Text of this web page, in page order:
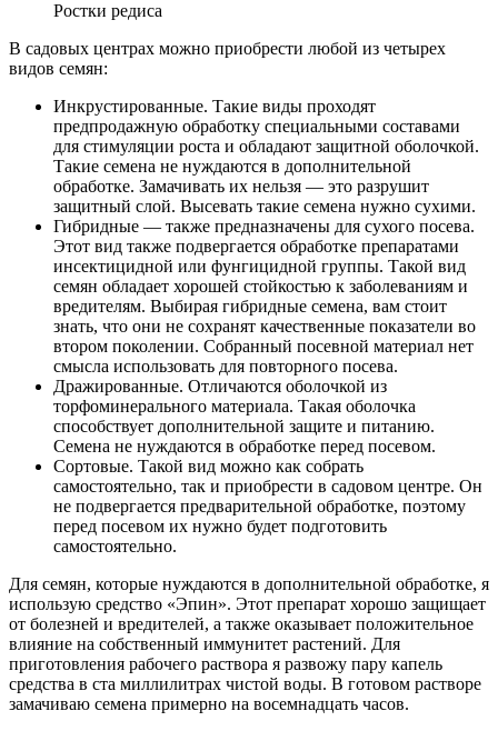
Ростки редиса
В садовых центрах можно приобрести любой из четырех
видов семян:
Инкрустированные. Такие виды проходят
предпродажную обработку специальными составами
для стимуляции роста и обладают защитной оболочкой.
Такие семена не нуждаются в дополнительной
обработке. Замачивать их нельзя — это разрушит
защитный слой. Высевать такие семена нужно сухими.
Гибридные — также предназначены для сухого посева.
Этот вид также подвергается обработке препаратами
инсектицидной или фунгицидной группы. Такой вид
семян обладает хорошей стойкостью к заболеваниям и
вредителям. Выбирая гибридные семена, вам стоит
знать, что они не сохранят качественные показатели во
втором поколении. Собранный посевной материал нет
смысла использовать для повторного посева.
Дражированные. Отличаются оболочкой из
торфоминерального материала. Такая оболочка
способствует дополнительной защите и питанию.
Семена не нуждаются в обработке перед посевом.
Сортовые. Такой вид можно как собрать
самостоятельно, так и приобрести в садовом центре. Он
не подвергается предварительной обработке, поэтому
перед посевом их нужно будет подготовить
самостоятельно.
Для семян, которые нуждаются в дополнительной обработке, я
использую средство «Эпин». Этот препарат хорошо защищает
от болезней и вредителей, а также оказывает положительное
влияние на собственный иммунитет растений. Для
приготовления рабочего раствора я развожу пару капель
средства в ста миллилитрах чистой воды. В готовом растворе
замачиваю семена примерно на восемнадцать часов.